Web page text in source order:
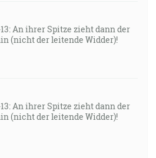
An ihrer Spitze zieht dann der
(nicht der leitende Widder)!
An ihrer Spitze zieht dann der
(nicht der leitende Widder)!